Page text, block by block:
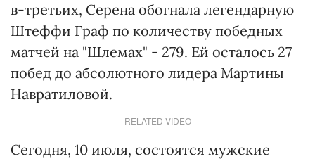
в-третьих, Серена обогнала легендарную
Штеффи Граф по количеству победных
матчей на "Шлемах" - 279. Ей осталось 27
побед до абсолютного лидера Мартины
Навратиловой.
RELATED VIDEO
Сегодня, 10 июля, состоятся мужские